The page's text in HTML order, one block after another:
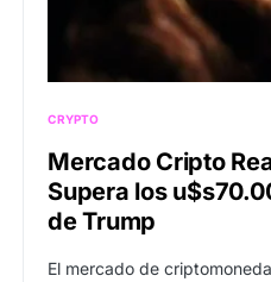
CRYPTO
Mercado Cripto
Supera los
de Trump
El mercado de